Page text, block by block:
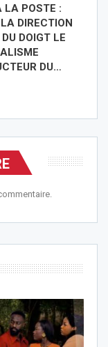
LA POSTE :
DIRECTION
DOIGT LE
DU…